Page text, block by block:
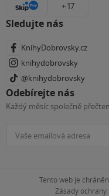
+ 17
Sledujte nás
KnihyDobrovsky.cz
knihydobrovsky
@knihydobrovsky
Odebírejte nás
Každý měsíc společně
Tento web je
Zásady